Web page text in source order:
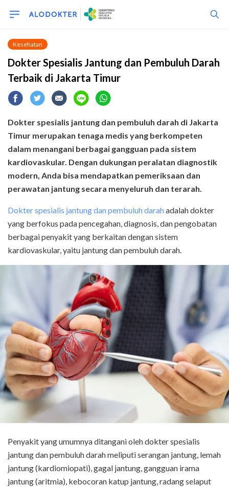
Kesehatan
Dokter Spesialis Jantung dan Pembuluh Darah
Terbaik di Jakarta Timur
Dokter spesialis jantung dan pembuluh darah di Jakarta
Timur merupakan tenaga medis yang berkompeten
dalam menangani berbagai gangguan pada sistem
kardiovaskular. Dengan dukungan peralatan diagnostik
modern, Anda bisa mendapatkan pemeriksaan dan
perawatan jantung secara menyeluruh dan terarah.
Dokter spesialis jantung dan pembuluh darahadalah dokter
yang berfokus pada pencegahan, diagnosis, dan pengobatan
berbagai penyakit yang berkaitan dengan sistem
kardiovaskular, yaitu jantung dan pembuluh darah.
Penyakit yang umumnya ditangani oleh dokter spesialis
jantung dan pembuluh darah meliputi serangan jantung, lemah
jantung (kardiomiopati), gagal jantung, gangguan irama
jantung (aritmia), kebocoran katup jantung, radang selaput